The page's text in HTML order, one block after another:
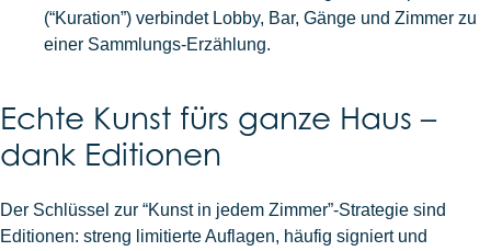
(“Kuration”) verbindet Lobby, Bar, Gänge und Zimmer zu
einer Sammlungs-Erzählung.
Echte Kunst fürs ganze Haus –
dank Editionen
Der Schlüssel zur “Kunst in jedem Zimmer”-Strategie sind
Editionen: streng limitierte Auflagen, häufig signiert und